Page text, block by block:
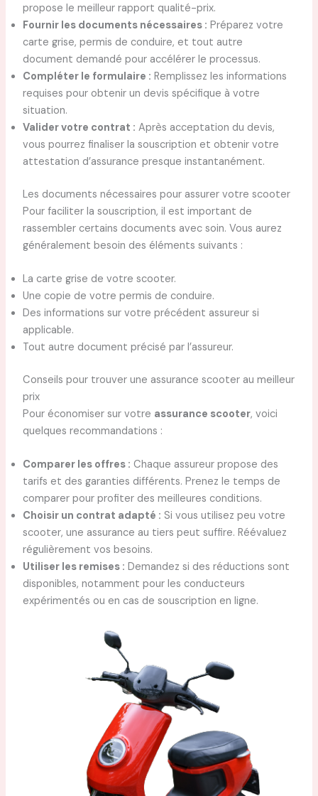
propose le meilleur rapport qualité-prix.
Fournir les documents nécessaires : Préparez votre
carte grise, permis de conduire, et tout autre
document demandé pour accélérer le processus.
Compléter le formulaire : Remplissez les informations
requises pour obtenir un devis spécifique à votre
situation.
Valider votre contrat : Après acceptation du devis,
vous pourrez finaliser la souscription et obtenir votre
attestation d’assurance presque instantanément.
Les documents nécessaires pour assurer votre scooter
Pour faciliter la souscription, il est important de
rassembler certains documents avec soin. Vous aurez
généralement besoin des éléments suivants :
La carte grise de votre scooter.
Une copie de votre permis de conduire.
Des informations sur votre précédent assureur si
applicable.
Tout autre document précisé par l’assureur.
Conseils pour trouver une assurance scooter au meilleur
prix
Pour économiser sur votre assurance scooter, voici
quelques recommandations :
Comparer les offres : Chaque assureur propose des
tarifs et des garanties différents. Prenez le temps de
comparer pour profiter des meilleures conditions.
Choisir un contrat adapté : Si vous utilisez peu votre
scooter, une assurance au tiers peut suffire. Réévaluez
régulièrement vos besoins.
Utiliser les remises : Demandez si des réductions sont
disponibles, notamment pour les conducteurs
expérimentés ou en cas de souscription en ligne.